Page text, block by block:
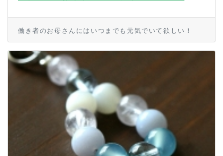
働き者のお母さんにはいつまでも元気でいて欲しい！